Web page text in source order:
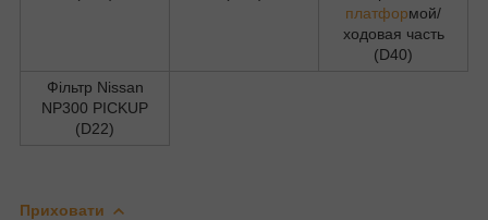
платформой/
ходовая часть
(D40)
Фільтр Nissan
NP300 PICKUP
(D22)
Приховати